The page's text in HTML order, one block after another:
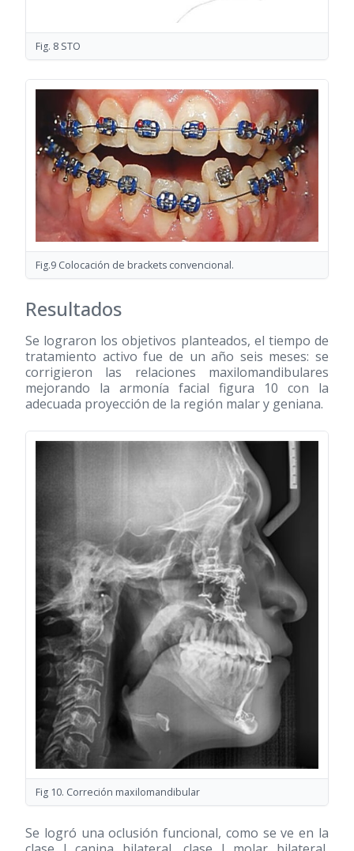
Fig. 8 STO
Fig.9 Colocación de brackets convencional.
Resultados
Se lograron los objetivos planteados, el tiempo de
tratamiento activo fue de un año seis meses: se
corrigieron las relaciones maxilomandibulares
mejorando la armonía facial figura 10 con la
adecuada proyección de la región malar y geniana.
Fig 10. Correción maxilomandibular
Se logró una oclusión funcional, como se ve en la